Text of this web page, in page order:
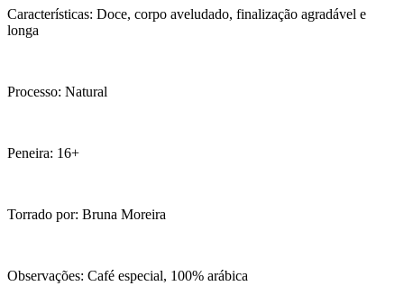
Características: Doce, corpo aveludado, finalização agradável e
longa
Processo: Natural
Peneira: 16+
Torrado por: Bruna Moreira
Observações: Café especial, 100% arábica